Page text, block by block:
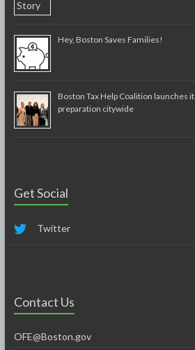
Hey, Boston Saves Families!
Boston Tax Help Coalition launches
preparation citywide
Get Social
Twitter
Contact Us
OFE@Boston.gov